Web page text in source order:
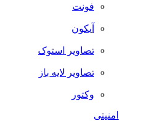
فونت
آیکون
تصاویر استوک
تصاویر لایه باز
وکتور
امنیتی